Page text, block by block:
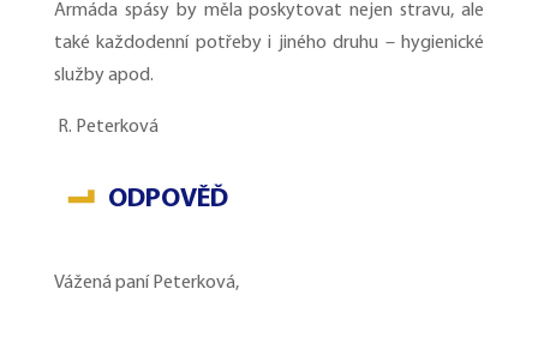
Armáda spásy by měla poskytovat nejen stravu, ale
také každodenní potřeby i jiného druhu – hygienické
služby apod.
R. Peterková
ODPOVĚĎ
Vážená paní Peterková,